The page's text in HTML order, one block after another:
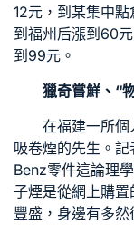
12元，到某集中
到福州后漲到60
到99元。
獵奇嘗鮮、“
在福建一所
吸卷煙的先生。
Benz零件這論理
子煙是從網上購
豐盛，身邊有多